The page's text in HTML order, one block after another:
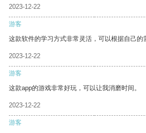
2023-12-22
游客
这款软件的学习方式非常灵活，可以根据自己的
2023-12-22
游客
这款app的游戏非常好玩，可以让我消磨时间。
2023-12-22
游客